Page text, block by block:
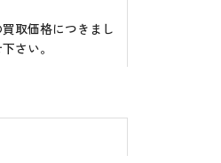
取価格につきまし
さい。